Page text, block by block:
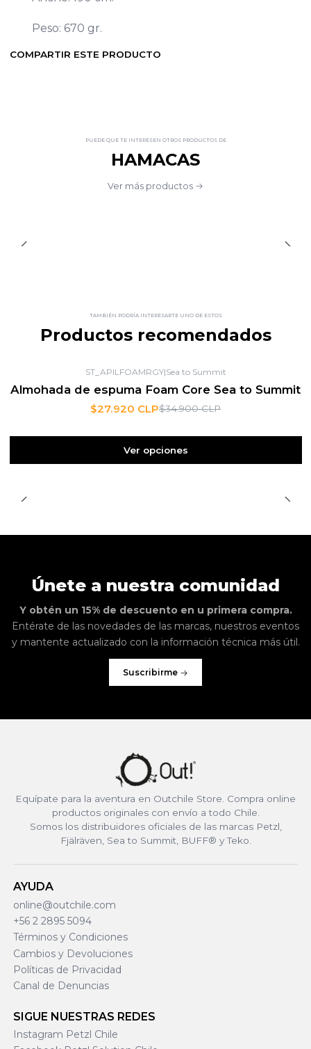
Peso: 670 gr.
COMPARTIR ESTE PRODUCTO
PUEDE QUE TE INTERESEN OTROS PRODUCTOS DE
HAMACAS
Ver más productos
TAMBIÉN PODRÍA INTERESARTE UNO DE ESTOS
Productos recomendados
ST_APILFOAMRGY|Sea to Summit
Almohada de espuma Foam Core Sea to Summit
$27.920 CLP$34.900 CLP
Ver opciones
Únete a nuestra comunidad
Y obtén un 15% de descuento en u primera compra.
Entérate de las novedades de las marcas, nuestros eventos
y mantente actualizado con la información técnica más útil.
Suscribirme
Equípate para la aventura en Outchile Store. Compra online
productos originales con envío a todo Chile.
Somos los distribuidores oficiales de las marcas Petzl,
Fjälräven, Sea to Summit, BUFF® y Teko.
AYUDA
online@outchile.com
+56 2 2895 5094
Términos y Condiciones
Cambios y Devoluciones
Políticas de Privacidad
Canal de Denuncias
SIGUE NUESTRAS REDES
Instagram Petzl Chile